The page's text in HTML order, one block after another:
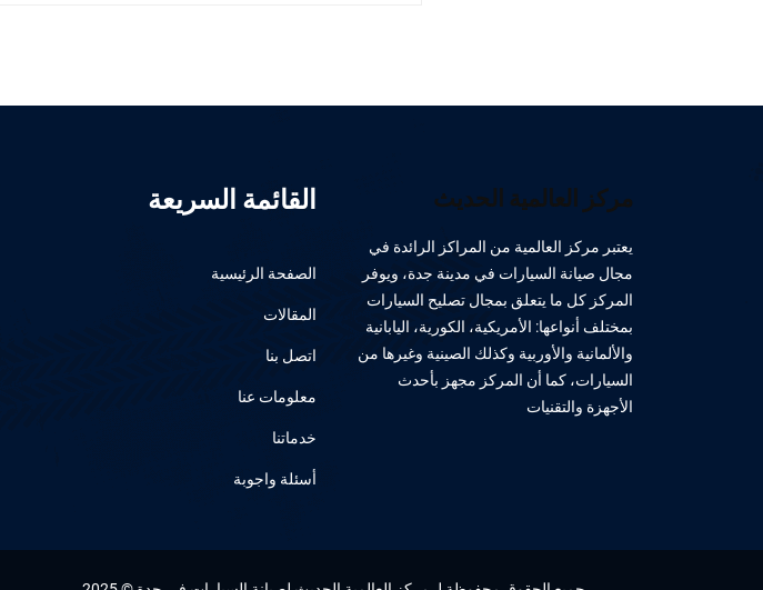
مركز العالمية الحديث
يعتبر مركز العالمية من المراكز الرائدة في
مجال صيانة السيارات في مدينة جدة، ويوفر
المركز كل ما يتعلق بمجال تصليح السيارات
بمختلف أنواعها: الأمريكية، الكورية، اليابانية
والألمانية والأوربية وكذلك الصينية وغيرها من
السيارات، كما أن المركز مجهز بأحدث
الأجهزة والتقنيات
القائمة السريعة
الصفحة الرئيسية
المقالات
اتصل بنا
معلومات عنا
خدماتنا
أسئلة واجوبة